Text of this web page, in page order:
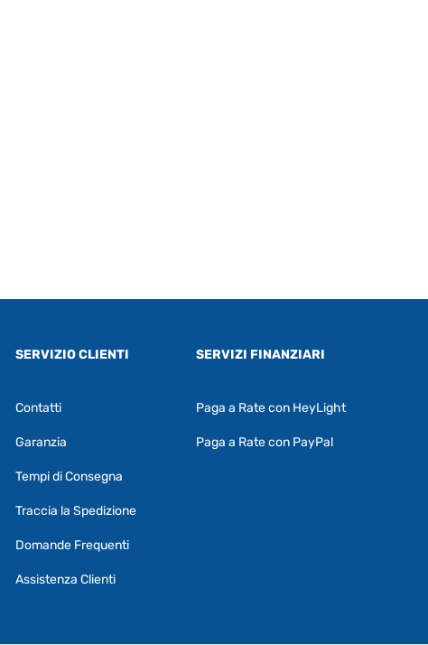
SERVIZIO CLIENTI
Contatti
Garanzia
Tempi di Consegna
Traccia la Spedizione
Domande Frequenti
Assistenza Clienti
SERVIZI FINANZIARI
Paga a Rate con HeyLight
Paga a Rate con PayPal
RF Assist
Puoi chiedermi informazioni generali o
specifiche su certi prodotti.
prodotto